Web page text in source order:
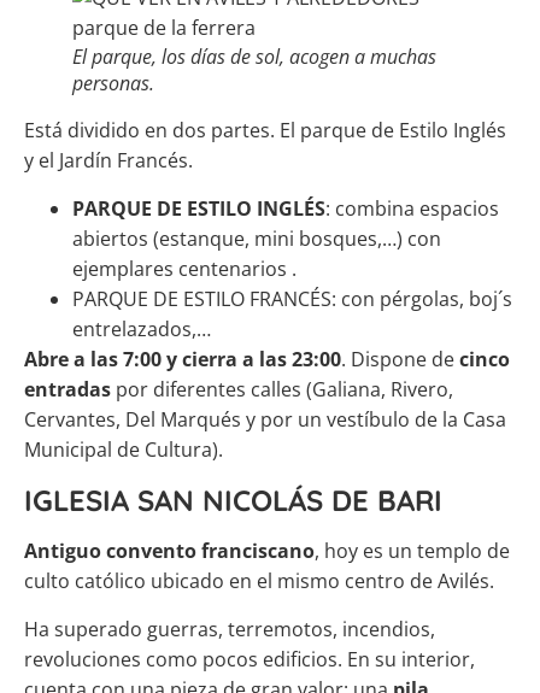
El parque, los días de sol, acogen a muchas
personas.
Está dividido en dos partes. El parque de Estilo Inglés
y el Jardín Francés.
PARQUE DE ESTILO INGLÉS: combina espacios
abiertos (estanque, mini bosques,…) con
ejemplares centenarios .
PARQUE DE ESTILO FRANCÉS: con pérgolas, boj´s
entrelazados,…
Abre a las 7:00 y cierra a las 23:00. Dispone decinco
entradas por diferentes calles (Galiana, Rivero,
Cervantes, Del Marqués y por un vestíbulo de la Casa
Municipal de Cultura).
IGLESIA SAN NICOLÁS DE BARI
Antiguo convento franciscano, hoy es un templo de
culto católico ubicado en el mismo centro de Avilés.
Ha superado guerras, terremotos, incendios,
revoluciones como pocos edificios. En su interior,